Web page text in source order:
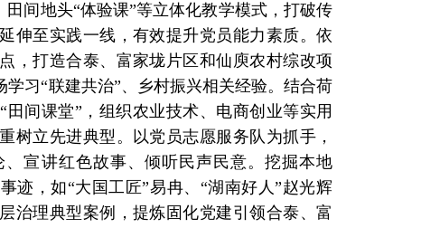
田间地头“体验课”等立体化教学模式，打破传
伸至实践一线，有效提升党员能力素质。依
，打造合泰、富家垅片区和仙庾农村综改项
学习“联建共治”、乡村振兴相关经验。结合荷
间课堂”，组织农业技术、电商创业等实用
树立先进典型。以党员志愿服务队为抓手，
宣讲红色故事、倾听民声民意。挖掘本地
迹，如“大国工匠”易冉、“湖南好人”赵光辉
治理典型案例，提炼固化党建引领合泰、富